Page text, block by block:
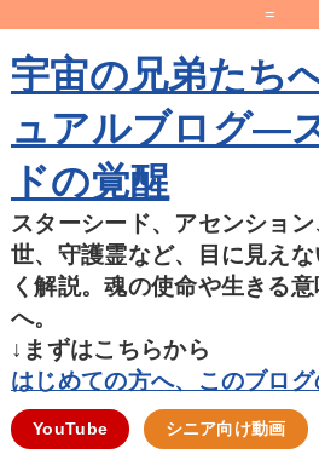
=
宇宙の兄弟たち
ュアルブログ―
ドの覚醒
スターシード、アセンショ
世、守護霊など、目に見え
く解説。魂の使命や生きる
へ。
↓まずはこちらから
はじめての方へ、このブロ
YouTube シニア向け動画